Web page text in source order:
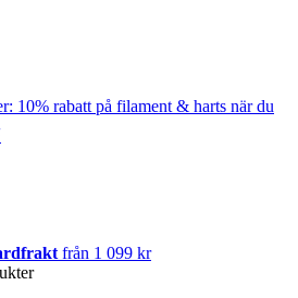
10% rabatt på filament & harts när du
från 1 099 kr